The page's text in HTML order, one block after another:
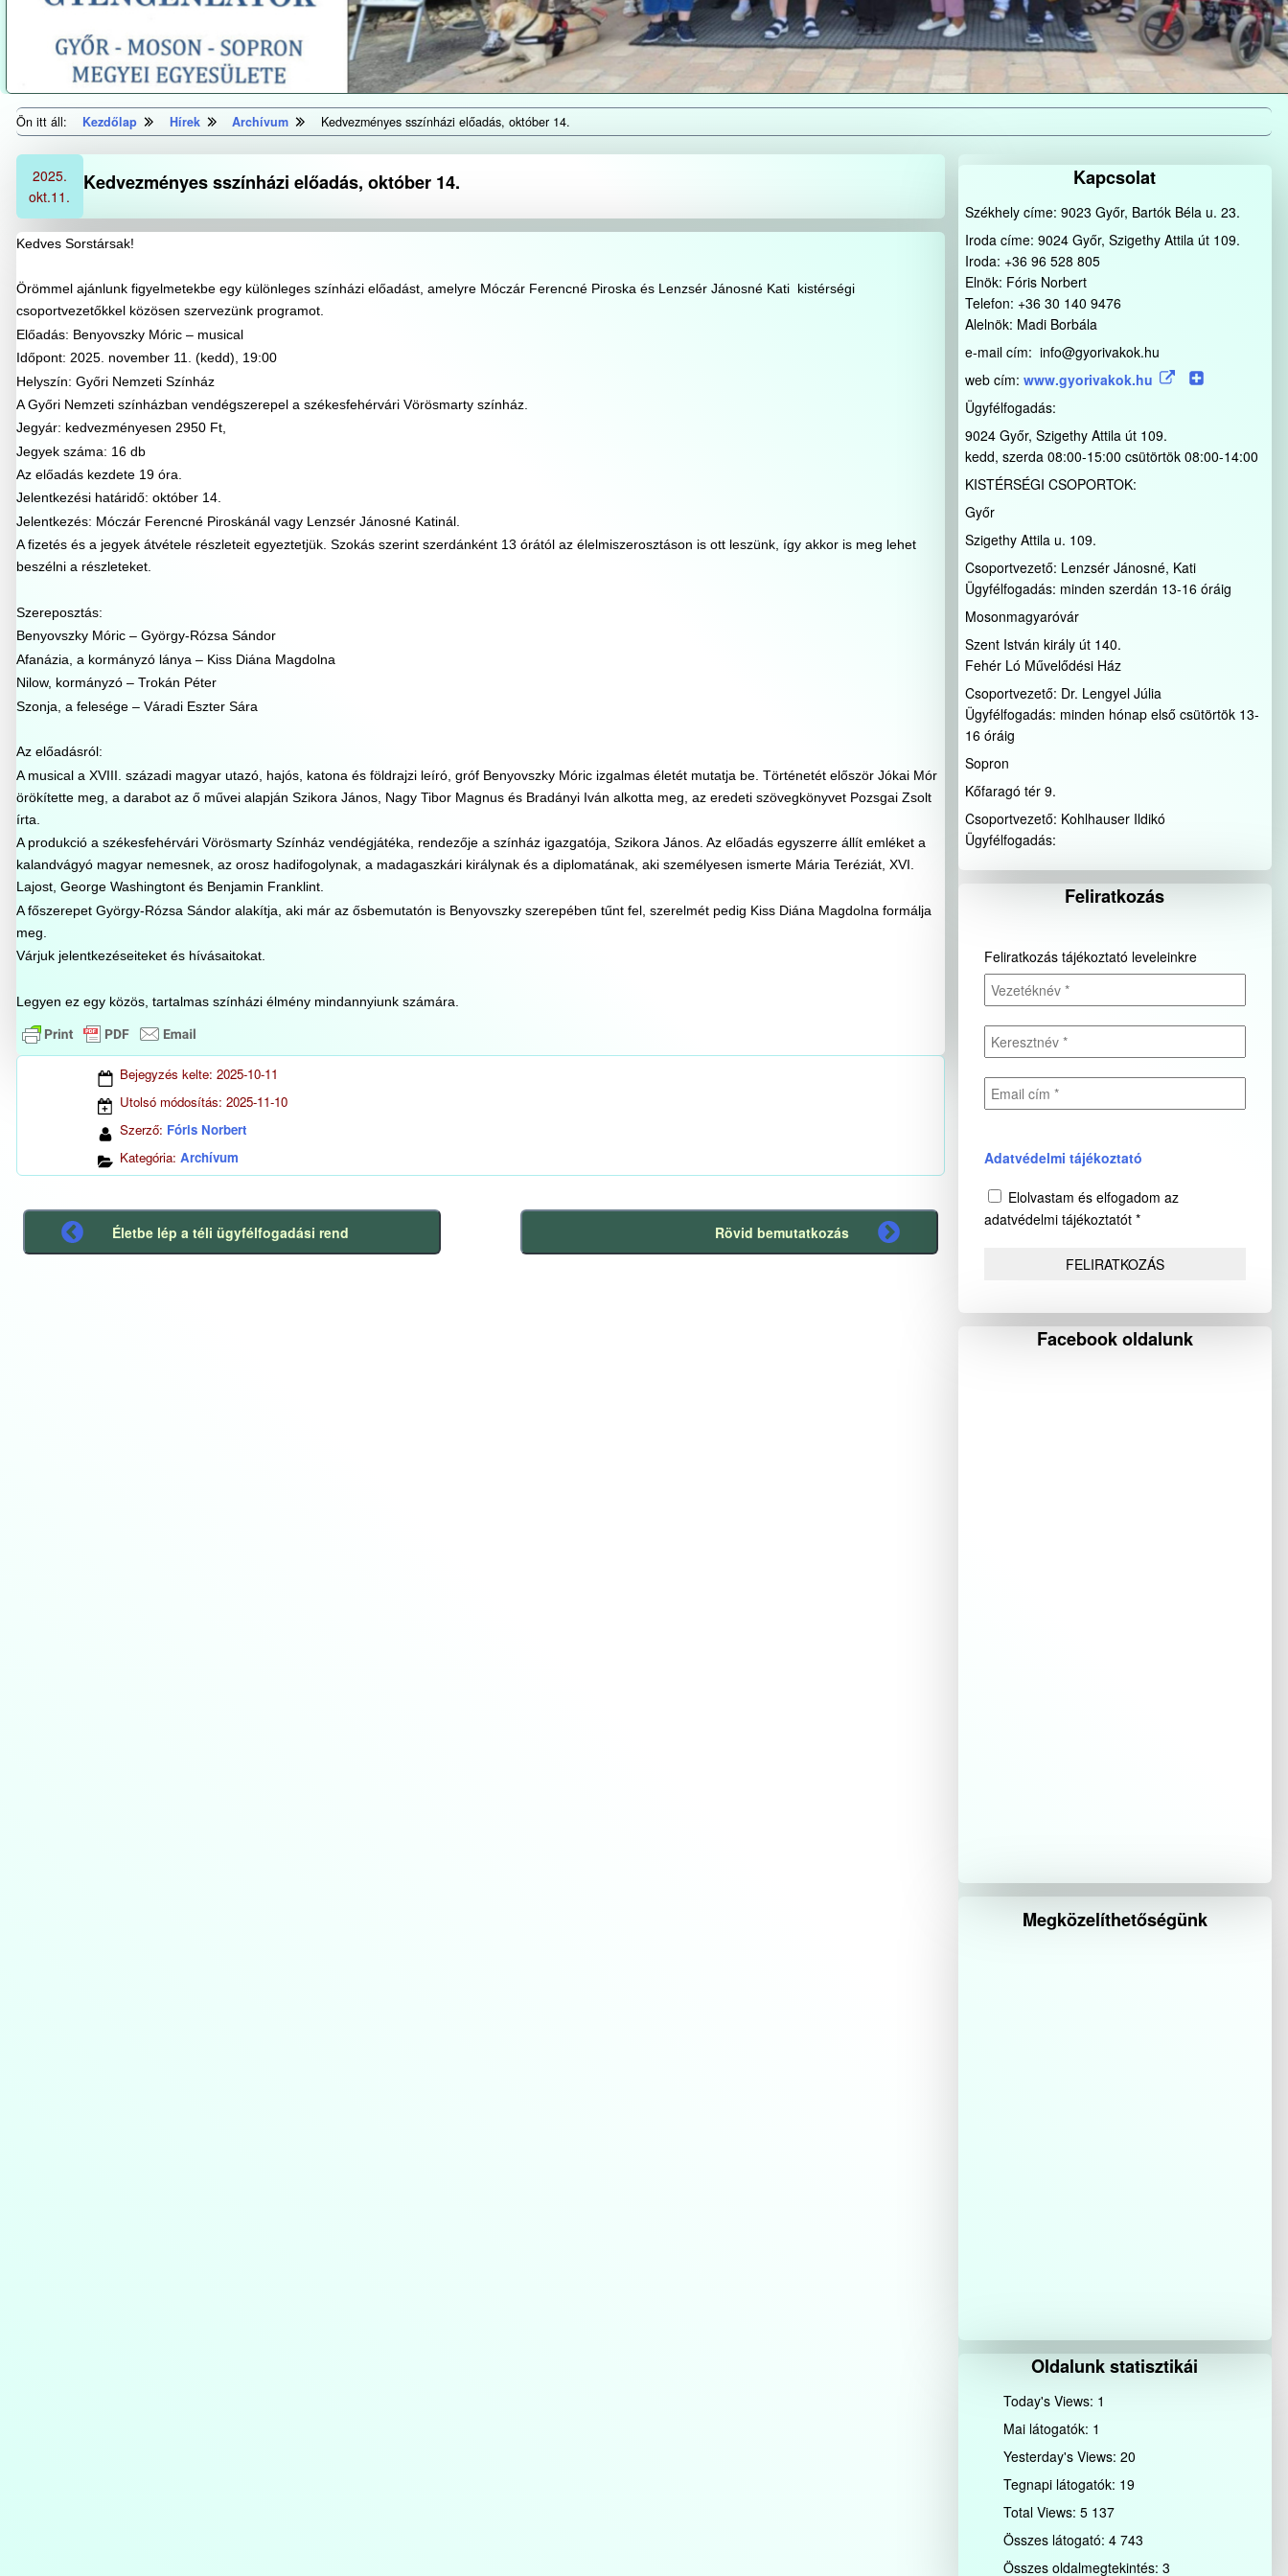
Ön itt áll: Kezdőlap Hírek Archívum Kedvezményes sszínházi előadás, október 14.
Kedvezményes sszínházi előadás, október 14.
2025.
okt.11.
Kedves Sorstársak!
Örömmel ajánlunk figyelmetekbe egy különleges színházi előadást, amelyre Móczár Ferencné Piroska és Lenzsér Jánosné Kati kistérségi
csoportvezetőkkel közösen szervezünk programot.
Előadás: Benyovszky Móric – musical
Időpont: 2025. november 11. (kedd), 19:00
Helyszín: Győri Nemzeti Színház
A Győri Nemzeti színházban vendégszerepel a székesfehérvári Vörösmarty színház.
Jegyár: kedvezményesen 2950 Ft,
Jegyek száma: 16 db
Az előadás kezdete 19 óra.
Jelentkezési határidő: október 14.
Jelentkezés: Móczár Ferencné Piroskánál vagy Lenzsér Jánosné Katinál.
A fizetés és a jegyek átvétele részleteit egyeztetjük. Szokás szerint szerdánként 13 órától az élelmiszerosztáson is ott leszünk, így akkor is meg lehet
beszélni a részleteket.
Szereposztás:
Benyovszky Móric – György-Rózsa Sándor
Afanázia, a kormányzó lánya – Kiss Diána Magdolna
Nilow, kormányzó – Trokán Péter
Szonja, a felesége – Váradi Eszter Sára
Az előadásról:
A musical a XVIII. századi magyar utazó, hajós, katona és földrajzi leíró, gróf Benyovszky Móric izgalmas életét mutatja be. Történetét először Jókai Mór
örökítette meg, a darabot az ő művei alapján Szikora János, Nagy Tibor Magnus és Bradányi Iván alkotta meg, az eredeti szövegkönyvet Pozsgai Zsolt
írta.
A produkció a székesfehérvári Vörösmarty Színház vendégjátéka, rendezője a színház igazgatója, Szikora János. Az előadás egyszerre állít emléket a
kalandvágyó magyar nemesnek, az orosz hadifogolynak, a madagaszkári királynak és a diplomatának, aki személyesen ismerte Mária Teréziát, XVI.
Lajost, George Washingtont és Benjamin Franklint.
A főszerepet György-Rózsa Sándor alakítja, aki már az ősbemutatón is Benyovszky szerepében tűnt fel, szerelmét pedig Kiss Diána Magdolna formálja
meg.
Várjuk jelentkezéseiteket és hívásaitokat.
Legyen ez egy közös, tartalmas színházi élmény mindannyiunk számára.
Bejegyzés kelte: 2025-10-11
Utolsó módosítás: 2025-11-10
Szerző: Fóris Norbert
Kategória: Archívum
Előző
Életbe lép a téli ügyfélfogadási rend Rövid bemutatkozás
Kapcsolat
Székhely címe: 9023 Győr, Bartók Béla u. 23.
Iroda címe: 9024 Győr, Szigethy Attila út 109.
Iroda: +36 96 528 805
Elnök: Fóris Norbert
Telefon: +36 30 140 9476
Alelnök: Madi Borbála
e-mail cím: info@gyorivakok.hu
web cím: www.gyorivakok.hu
Ügyfélfogadás:
9024 Győr, Szigethy Attila út 109.
kedd, szerda 08:00-15:00 csütörtök 08:00-14:00
KISTÉRSÉGI CSOPORTOK:
Győr
Szigethy Attila u. 109.
Csoportvezető: Lenzsér Jánosné, Kati
Ügyfélfogadás: minden szerdán 13-16 óráig
Mosonmagyaróvár
Szent István király út 140.
Fehér Ló Művelődési Ház
Csoportvezető: Dr. Lengyel Júlia
Ügyfélfogadás: minden hónap első csütörtök 13-
16 óráig
Sopron
Kőfaragó tér 9.
Csoportvezető: Kohlhauser Ildikó
Ügyfélfogadás:
Feliratkozás
Feliratkozás tájékoztató leveleinkre
Adatvédelmi tájékoztató
Elolvastam és elfogadom az
adatvédelmi tájékoztatót *
Facebook oldalunk
Megközelíthetőségünk
Oldalunk statisztikái
Today's Views: 1
Mai látogatók: 1
Yesterday's Views:20
Tegnapi látogatók: 19
Total Views:5 137
Összes látogató:4 743
Összes oldalmegtekintés:3